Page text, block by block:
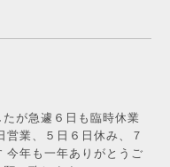
が急遽６日も臨時休業
営業、５日６日休み、７
今年も一年ありがとうご